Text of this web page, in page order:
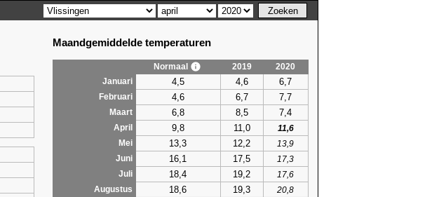
Maandgemiddelde temperaturen
Normaal 2019
2020
Januari
4,5 4,6 6,7
Februari 4,6 6,7 7,7
Maart 6,8 8,5 7,4
April 9,8 11,0
11,6
Mei
13,3 12,2
13,9
Juni
16,1 17,5
17,3
Juli
18,4 19,2
17,6
Augustus
18,6 19,3
20,8